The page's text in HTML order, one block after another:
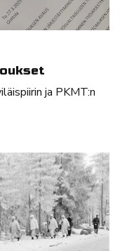
ja PKMT:n